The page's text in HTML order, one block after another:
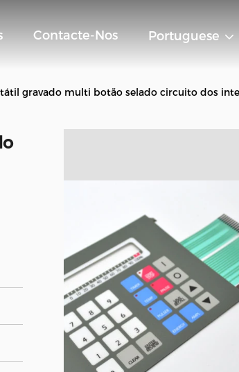
Contacte-Nos Portuguese
gravado multi botão selado circuito dos